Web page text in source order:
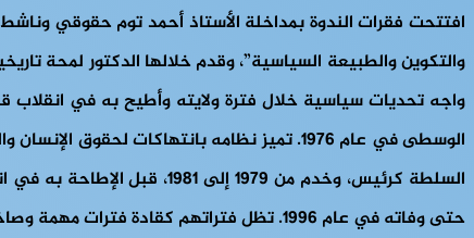
افتتحت فقرات الندوة بمداخلة الأستاذ أحمد توم حقوقي
حتى وفاته في عام 1996. تظل فتراتهم كقادة فترات مهمة وصاخبة في تاريخ جمهورية إفريقيا الوسطى.